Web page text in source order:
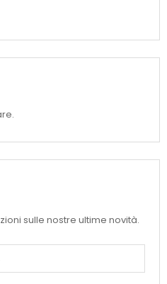
sulle nostre ultime novità.